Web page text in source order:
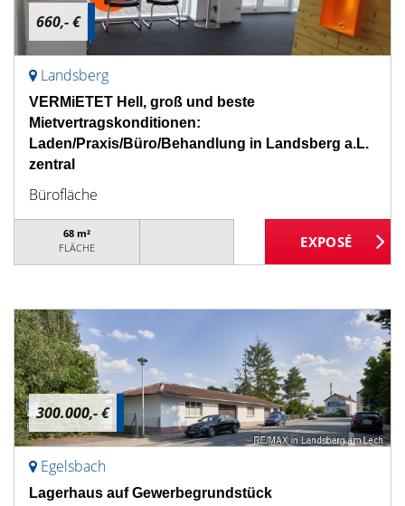
660,- €
Landsberg
VERMiETET Hell, groß und beste
Mietvertragskonditionen:
Laden/Praxis/Büro/Behandlung in Landsberg a.L.
zentral
Bürofläche
68 m²
FLÄCHE
300.000,- €
Egelsbach
Lagerhaus auf Gewerbegrundstück